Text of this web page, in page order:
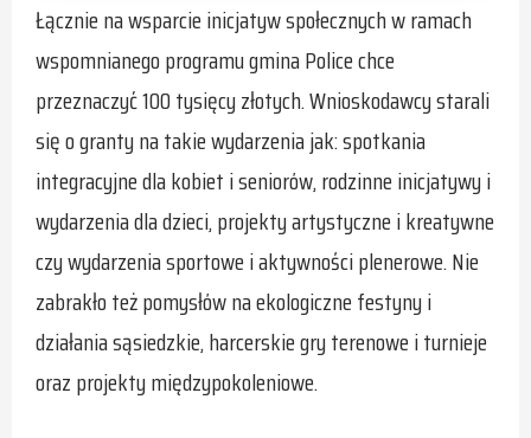
Łącznie na wsparcie inicjatyw społecznych w ramach
wspomnianego programu gmina Police chce
przeznaczyć 100 tysięcy złotych. Wnioskodawcy starali
się o granty na takie wydarzenia jak: spotkania
integracyjne dla kobiet i seniorów, rodzinne inicjatywy i
wydarzenia dla dzieci, projekty artystyczne i kreatywne
czy wydarzenia sportowe i aktywności plenerowe. Nie
zabrakło też pomysłów na ekologiczne festyny i
działania sąsiedzkie, harcerskie gry terenowe i turnieje
oraz projekty międzypokoleniowe.